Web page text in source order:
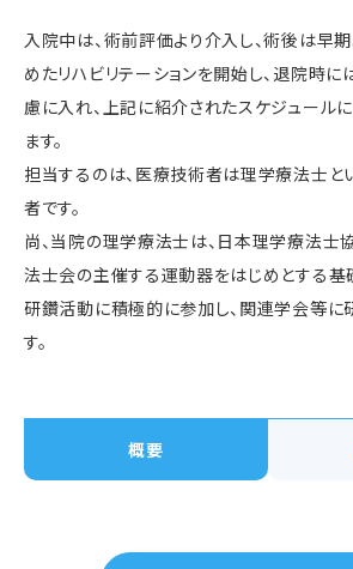
入院中は、術前評価より介入し、術後は早
めたリハビリテーションを開始し、退院時
慮に入れ、上記に紹介されたスケジュール
ます。
担当するのは、医療技術者は理学療法士と
者です。
尚、当院の理学療法士は、日本理学療法士
法士会の主催する運動器をはじめとする基
研鑽活動に積極的に参加し、関連学会等に
す。
概要